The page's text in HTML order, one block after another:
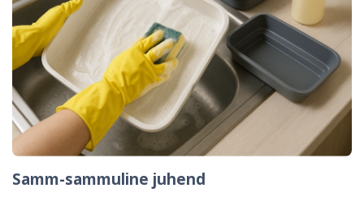
Samm-sammuline juhend